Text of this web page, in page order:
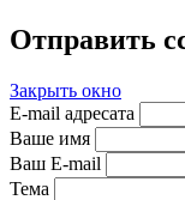
Отправить
Закрыть окно
E-mail адресата
Ваше имя
Ваш E-mail
Тема